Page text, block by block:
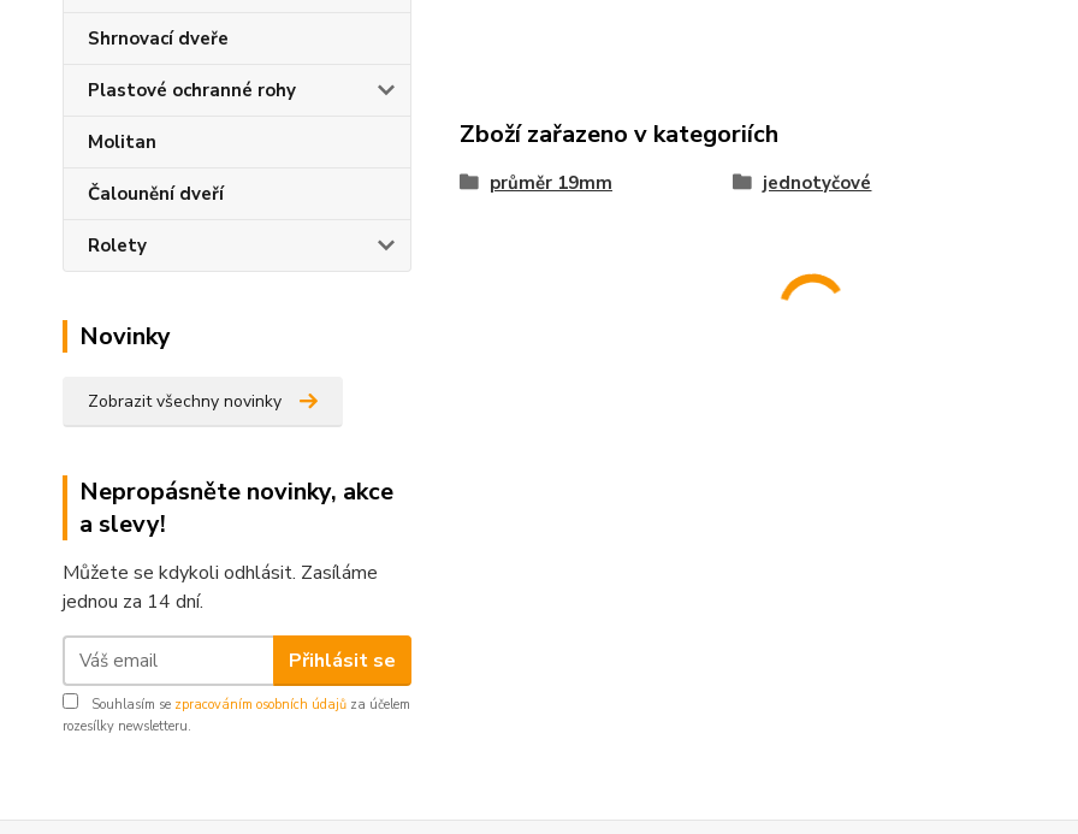
Shrnovací dveře
Plastové ochranné rohy
Molitan
Čalounění dveří
Rolety
Novinky
Zobrazit všechny novinky
Nepropásněte novinky, akce
a slevy!
Můžete se kdykoli odhlásit. Zasíláme
jednou za 14 dní.
Přihlásit se
Souhlasím se zpracováním osobních údajů za účelem
rozesílky newsletteru.
Zboží zařazeno v kategoriích
průměr 19mm jednotyčové